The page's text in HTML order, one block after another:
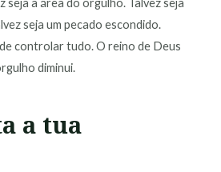
seja a área do orgulho. Talvez seja
seja um pecado escondido.
controlar tudo. O reino de Deus
diminui.
a tua